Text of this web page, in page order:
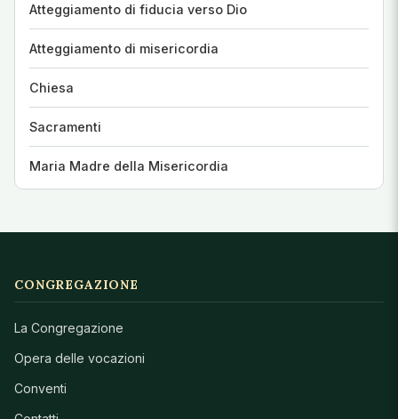
Atteggiamento di fiducia verso Dio
Atteggiamento di misericordia
Chiesa
Sacramenti
Maria Madre della Misericordia
CONGREGAZIONE
La Congregazione
Opera delle vocazioni
Conventi